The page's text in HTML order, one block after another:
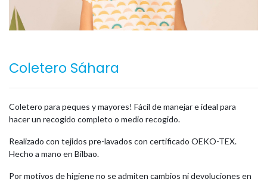
Coletero Sáhara
Coletero para peques y mayores! Fácil de manejar e ideal para
hacer un recogido completo o medio recogido.
Realizado con tejidos pre-lavados con certificado OEKO-TEX.
Hecho a mano en Bilbao.
Por motivos de higiene no se admiten cambios ni devoluciones en